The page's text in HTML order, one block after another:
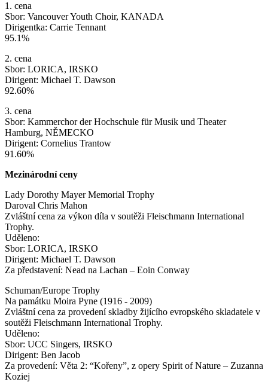
1. cena
Sbor: Vancouver Youth Choir, KANADA
Dirigentka: Carrie Tennant
95.1%
2. cena
Sbor: LORICA, IRSKO
Dirigent: Michael T. Dawson
92.60%
3. cena
Sbor: Kammerchor der Hochschule für Musik und Theater
Hamburg, NĚMECKO
Dirigent: Cornelius Trantow
91.60%
Mezinárodní ceny
Lady Dorothy Mayer Memorial Trophy
Daroval Chris Mahon
Zvláštní cena za výkon díla v soutěži Fleischmann International
Trophy.
Uděleno:
Sbor: LORICA, IRSKO
Dirigent: Michael T. Dawson
Za představení: Nead na Lachan – Eoin Conway
Schuman/Europe Trophy
Na památku Moira Pyne (1916 - 2009)
Zvláštní cena za provedení skladby žijícího evropského skladatele v
soutěži Fleischmann International Trophy.
Uděleno:
Sbor: UCC Singers, IRSKO
Dirigent: Ben Jacob
Za provedení: Věta 2: “Kořeny”, z opery Spirit of Nature – Zuzanna
Koziej